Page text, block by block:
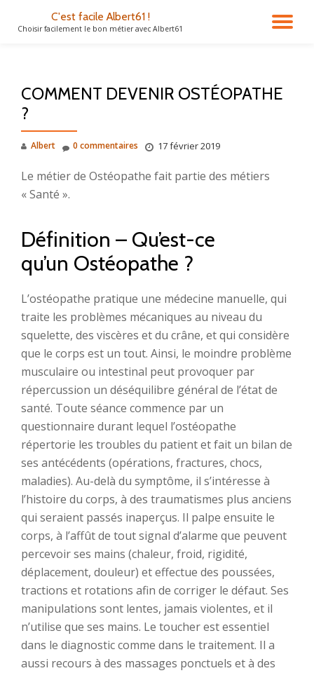
C'est facile Albert61 !
Choisir facilement le bon métier avec Albert61
COMMENT DEVENIR OSTÉOPATHE
?
Albert 17 février 2019
0 commentaires
Le métier de Ostéopathe fait partie des métiers
« Santé ».
Définition – Qu’est-ce
qu’un Ostéopathe ?
L’ostéopathe pratique une médecine manuelle, qui
traite les problèmes mécaniques au niveau du
squelette, des viscères et du crâne, et qui considère
que le corps est un tout. Ainsi, le moindre problème
musculaire ou intestinal peut provoquer par
répercussion un déséquilibre général de l’état de
santé. Toute séance commence par un
questionnaire durant lequel l’ostéopathe
répertorie les troubles du patient et fait un bilan de
ses antécédents (opérations, fractures, chocs,
maladies). Au-delà du symptôme, il s’intéresse à
l’histoire du corps, à des traumatismes plus anciens
qui seraient passés inaperçus. Il palpe ensuite le
corps, à l’affût de tout signal d’alarme que peuvent
percevoir ses mains (chaleur, froid, rigidité,
déplacement, douleur) et effectue des poussées,
tractions et rotations afin de corriger le défaut. Ses
manipulations sont lentes, jamais violentes, et il
n’utilise que ses mains. Le toucher est essentiel
dans le diagnostic comme dans le traitement. Il a
aussi recours à des massages ponctuels et à des